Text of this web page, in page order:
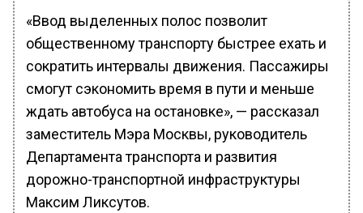
«Ввод выделенных полос позволит
общественному транспорту быстрее ехать и
сократить интервалы движения. Пассажиры
смогут сэкономить время в пути и меньше
ждать автобуса на остановке», — рассказал
заместитель Мэра Москвы, руководитель
Департамента транспорта и развития
дорожно-транспортной инфраструктуры
Максим Ликсутов.